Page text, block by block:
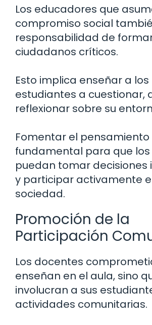
Los educadores que
compromiso social
responsabilidad de
ciudadanos críticos.
Esto implica enseñar a los
estudiantes a cuestionar,
reflexionar sobre su
Fomentar el
fundamental para que los
puedan tomar decisiones
y participar activamente
sociedad.
Promoción de la
Participación
Los docentes
enseñan en el aula, sino
involucran a sus
actividades comunitarias.